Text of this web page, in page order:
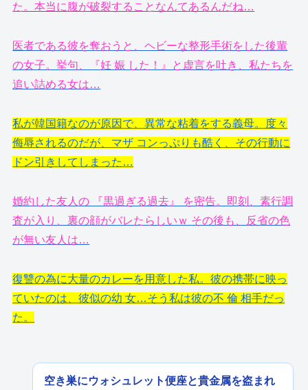
た。本当に腹が破裂することなんてあるんだね…
医者である彼を奪おうと、ヘビーな整形手術をした後輩
の女子。挙句、『妊 娠 した！』と虚言を吐き、私たちを
追い詰める女は…
私が韓国籍なのが原因で、異常な粘着をする義母。度々
侮辱されるのだが、マザ コンっぷりも酷く、その行動に
ドン引きしてしまった…
婚約した友人の 『黒過ぎる過去』 を密告。即刻、素行調
査が入り、裏の顔がバレたらしいｗ その後も、反省の色
が無い友人は…
復讐の為に大量のカレーを用意した私。彼の携帯に映っ
ていたのは、彼似の幼 女…そう私は彼の不 倫 相手だっ
た。
空き巣にウォシュレット便座と貴金属を盗まれ